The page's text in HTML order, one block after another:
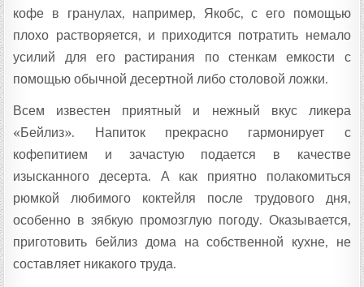
кофе в гранулах, например, Якобс, с его помощью
плохо растворяется, и приходится потратить немало
усилий для его растирания по стенкам емкости с
помощью обычной десертной либо столовой ложки.
Всем известен приятный и нежный вкус ликера
«Бейлиз». Напиток прекрасно гармонирует с
кофепитием и зачастую подается в качестве
изысканного десерта. А как приятно полакомиться
рюмкой любимого коктейля после трудового дня,
особенно в зябкую промозглую погоду. Оказывается,
приготовить бейлиз дома на собственной кухне, не
составляет никакого труда.